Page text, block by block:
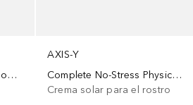
Dark Spot Correcting Glow Serum
AXIS-Y
Complete No-Stress Physical Sunscreen V.3
Crema solar para el rostro